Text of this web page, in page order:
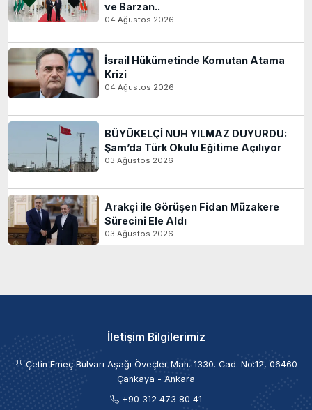
ve Barzan..
04 Ağustos 2026
İsrail Hükümetinde Komutan Atama
Krizi
04 Ağustos 2026
BÜYÜKELÇİ NUH YILMAZ DUYURDU:
Şam’da Türk Okulu Eğitime Açılıyor
03 Ağustos 2026
Arakçi ile Görüşen Fidan Müzakere
Sürecini Ele Aldı
03 Ağustos 2026
İletişim Bilgilerimiz
Çetin Emeç Bulvarı Aşağı Öveçler Mah. 1330. Cad. No:12, 06460
Çankaya - Ankara
+90 312 473 80 41